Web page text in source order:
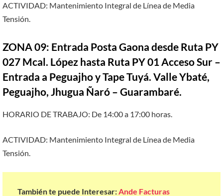
ACTIVIDAD: Mantenimiento Integral de Línea de Media
Tensión.
ZONA 09: Entrada Posta Gaona desde Ruta PY
027 Mcal. López hasta Ruta PY 01 Acceso Sur –
Entrada a Peguajho y Tape Tuyá. Valle Ybaté,
Peguajho, Jhugua Ñaró – Guarambaré.
HORARIO DE TRABAJO: De 14:00 a 17:00 horas.
ACTIVIDAD: Mantenimiento Integral de Línea de Media
Tensión.
También te puede Interesar:Ande Facturas